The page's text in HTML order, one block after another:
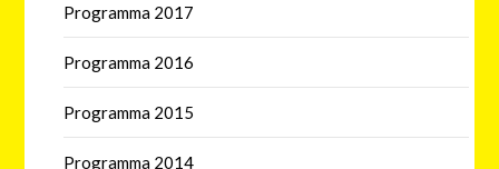
Programma 2017
Programma 2016
Programma 2015
Programma 2014